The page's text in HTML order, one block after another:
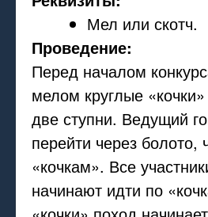
Мел или скотч.
Проведение:
Перед началом
мелом круглые
две ступни. Ведущий
перейти через
«кочкам». Все
начинают идти по